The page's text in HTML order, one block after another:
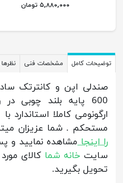
۵,۸۸۰,۰۰۰ تومان
توضیحات کامل مشخصات فنی نظرها
600 پایه بلند
ارگونومی کاملا استاندارد
مستحکم . شما عزیزان
را اینجامشاهده نمایید و
سایت خانه شما کالای
تحویل بگیرید.